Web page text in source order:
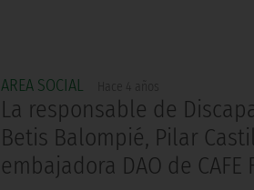
AREA SOCIAL Hace 4 años
La responsable de
Betis Balompié, Pilar
embajadora DAO de CAFE